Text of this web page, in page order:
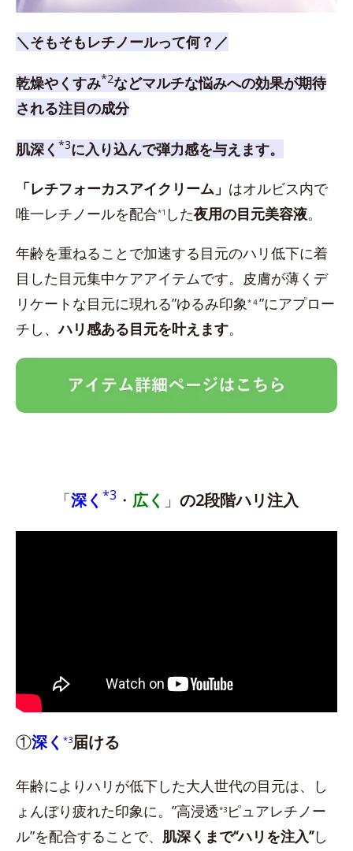
＼そもそもレチノールって何？／
乾燥やくすみ*2などマルチな悩みへの効果が期待
される注目の成分
肌深く *3に入り込んで弾力感を与えます。
「レチフォーカスアイクリーム」 はオルビス内で
唯一レチノールを配合*1 した夜用の目元美容液。
年齢を重ねることで加速する目元のハリ低下に着
目した目元集中ケアアイテムです。皮膚が薄くデ
リケートな目元に現れる”ゆるみ印象*４”にアプロー
チし、ハリ感ある目元を叶えます。
「深く *3 ・ 広く 」 の2段階ハリ注入
①深く *3届ける
年齢によりハリが低下した大人世代の目元は、し
ょんぼり疲れた印象に。”高浸透*3 ピュアレチノー
ル”を配合することで、 肌深くまで“ハリを注入”し